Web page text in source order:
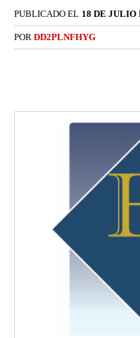
PUBLICADO EL 18 DE JULIO
POR DD2PLNFHYG